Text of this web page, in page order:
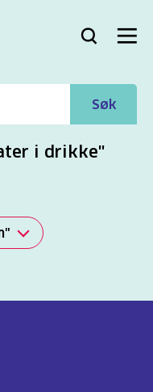
Bli
Logg
Søk Meny
Søk
i drikke"